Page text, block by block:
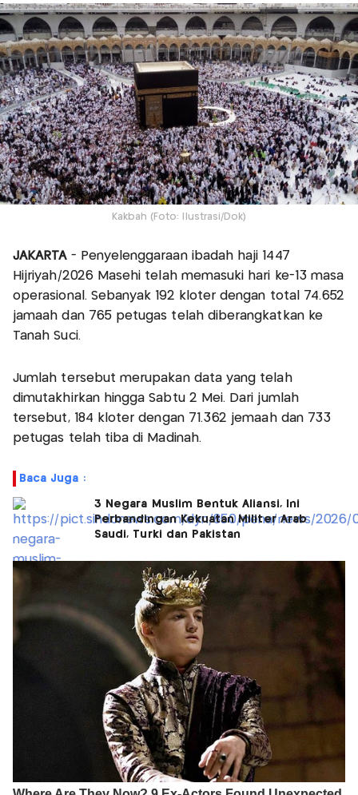
Kakbah (Foto: Ilustrasi/Dok)
JAKARTA - Penyelenggaraan ibadah haji 1447
Hijriyah/2026 Masehi telah memasuki hari ke-13 masa
operasional. Sebanyak 192 kloter dengan total 74.652
jamaah dan 765 petugas telah diberangkatkan ke
Tanah Suci.
Jumlah tersebut merupakan data yang telah
dimutakhirkan hingga Sabtu 2 Mei. Dari jumlah
tersebut, 184 kloter dengan 71.362 jemaah dan 733
petugas telah tiba di Madinah.
Baca Juga :
3 Negara Muslim Bentuk Aliansi, Ini
Perbandingan Kekuatan Militer Arab
Saudi, Turki dan Pakistan